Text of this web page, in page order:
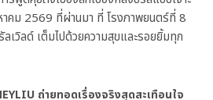
คม 2569 ที่ผ่านมา ที่ โรงภาพยนตร์ที่ 8
ลเวิลด์ เต็มไปด้วยความสุขและรอยยิ้มทุก
ถ่ายทอดเรื่องจริงสุดสะเทือนใจ